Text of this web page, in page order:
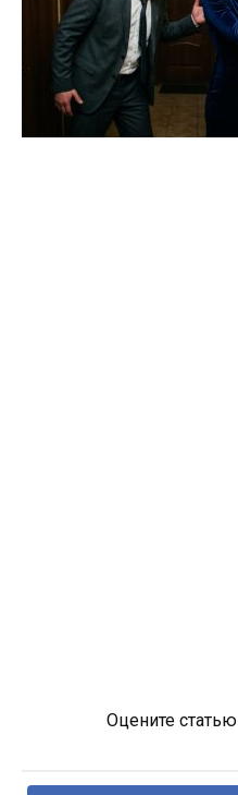
Оцените статью